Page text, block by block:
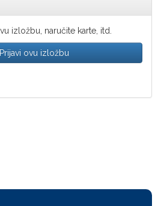
izložbu, naručite karte, itd.
ovu izložbu